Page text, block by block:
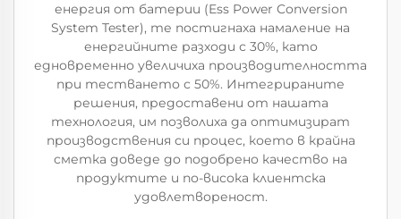
енергия от батерии (Ess Power Conversion
System Tester), те постигнаха намаление на
енергийните разходи с 30%, като
едновременно увеличиха производителността
при тестването с 50%. Интегрираните
решения, предоставени от нашата
технология, им позволиха да оптимизират
производствения си процес, което в крайна
сметка доведе до подобрено качество на
продуктите и по-висока клиентска
удовлетвореност.